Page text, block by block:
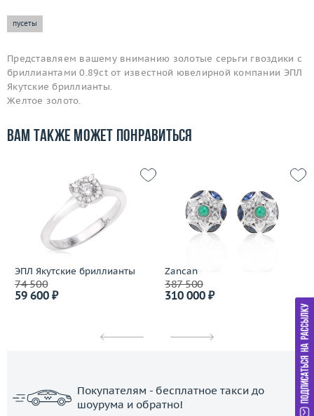
пусеты
Представляем вашему вниманию золотые серьги гвоздики с
бриллиантами 0.89ct от известной ювелирной компании ЭПЛ
Якутские бриллианты.
Желтое золото.
Вам также может понравиться
ЭПЛ Якутские бриллианты
74 500
59 600 ₽
Zancan
387 500
310 000 ₽
Покупателям - бесплатное такси до
шоурума и обратно!